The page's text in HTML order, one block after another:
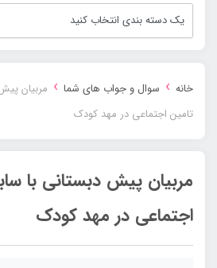
خانه › سوال و جواب های شما › مربیان
تامین اجتماعی در مهد کودک
مربیان پیش دبستانی با
اجتماعی در مهد کودک